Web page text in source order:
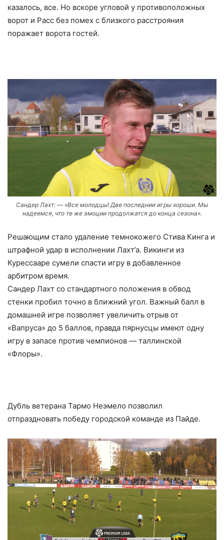
казалось, все. Но вскоре угловой у противоположных
ворот и Расс без помех с близкого расстрояния
поражает ворота гостей.
Сандер Лахт: — «Все молодцы! Две последнии игры хороши. Мы
надеемся, что те же эмоции продолжатся до конца сезона».
Решающим стало удаление темнокожего Стива Кинга и
штрафной удар в исполнении Лахт’а. Викинги из
Курессааре сумели спасти игру в добавленное
арбитром время.
Сандер Лахт со стандартного положения в обвод
стенки пробил точно в ближний угол. Важный балл в
домашней игре позволяет увеличить отрыв от
«Вапруса» до 5 баллов, правда пярнусцы имеют одну
игру в запасе против чемпионов — таллинской
«Флоры».
Дубль ветерана Тармо Неэмело позволил
отпраздновать победу городской команде из Пайде.